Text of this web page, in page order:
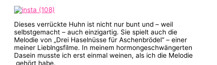
Dieses verrückte Huhn ist nicht nur bunt und – weil
selbstgemacht – auch einzigartig. Sie spielt auch die
Melodie von „Drei Haselnüsse für Aschenbrödel“ – einer
meiner Lieblngsfilme. In meinem hormongeschwängerten
Dasein musste ich erst einmal weinen, als ich die Melodie
gehört habe.